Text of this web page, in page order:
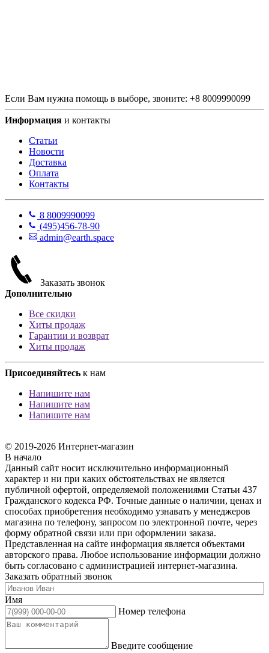
Если Вам нужна помощь в выборе, звоните: +8 8009990099
Информация и контакты
Статьи
Новости
Доставка
Оплата
Контакты
8 8009990099
(495)456-78-90
admin@earth.space
Заказать звонок
Дополнительно
Все скидки
Хиты продаж
Гарантии и возврат
Хиты продаж
Присоединяйтесь к нам
Напишите нам
Напишите нам
Напишите нам
© 2019-2026 Интернет-магазин
В начало
Данный сайт носит исключительно информационный
характер и ни при каких обстоятельствах не является
публичной офертой, определяемой положениями Статьи 437
Гражданского кодекса РФ. Точные данные о наличии, ценах и
способах приобретения необходимо узнавать у менеджеров
магазина по телефону, запросом по электронной почте, через
форму обратной связи или при оформлении заказа.
Представленная на сайте информация является объектами
авторского права. Любое использование информации должно
быть согласовано с администрацией интернет-магазина.
Заказать обратный звонок
Имя
Номер телефона
Введите сообщение